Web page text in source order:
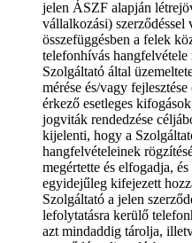
jelen ÁSZF alapján
vállalkozási) szerződéssel
összefüggésben a felek
telefonhívás
Szolgáltató által
mérése és/vagy
érkező esetleges
jogviták rendedzése
kijelenti, hogy a
hangfelvételeinek
megértette és elfogadja,
egyidejűleg kifejezett
Szolgáltató a jelen
lefolytatásra kerülő
azt mindaddig tárolja,